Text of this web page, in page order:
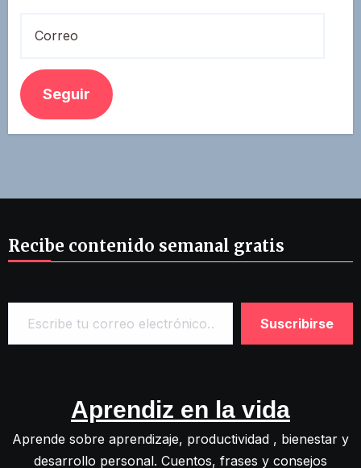
Seguir
Recibe contenido semanal gratis
Escribe tu correo electrónico…
Suscribirse
Aprendiz en la vida
Aprende sobre aprendizaje, productividad , bienestar y
desarrollo personal. Cuentos, frases y consejos